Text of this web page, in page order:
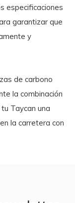
especificaciones
garantizar que
y
de carbono
la combinación
Taycan una
la carretera con